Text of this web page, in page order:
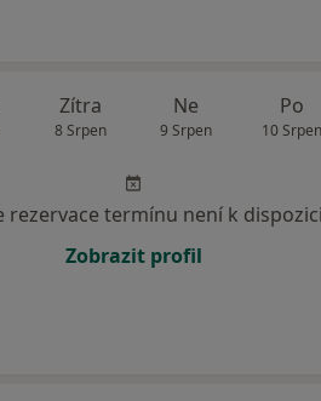
Zítra
8 Srpen
Ne
9 Srpen
Po
10 Srpen
rezervace termínu není k dispozici
Zobrazit profil